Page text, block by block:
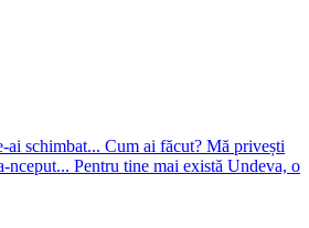
ai schimbat... Cum ai făcut? Mă privești
nceput... Pentru tine mai există Undeva, o